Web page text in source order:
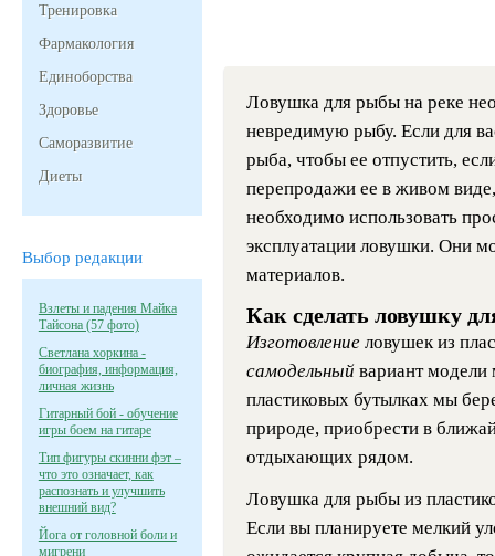
Тренировка
Фармакология
Единоборства
Здоровье
Саморазвитие
Диеты
Выбор редакции
Взлеты и падения Майка
Тайсона (57 фото)
Светлана хоркина -
биография, информация,
личная жизнь
Гитарный бой - обучение
игры боем на гитаре
Тип фигуры скинни фэт –
что это означает, как
распознать и улучшить
внешний вид?
Йога от головной боли и
мигрени
Ловушка для рыбы на реке
невредимую рыбу. Если для
рыба, чтобы ее отпустить,
перепродажи ее в живом
необходимо использовать
эксплуатации ловушки. Они
материалов.
Как сделать ловушку
Изготовление ловушек из
самодельный вариант
пластиковых бутылках мы
природе, приобрести в
отдыхающих рядом.
Ловушка для рыбы из
Если вы планируете мелкий